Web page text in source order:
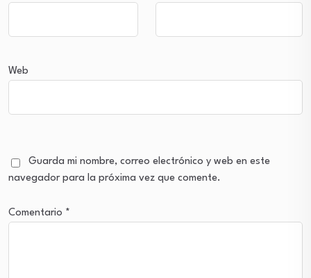
Web
Guarda mi nombre, correo electrónico y web en este
navegador para la próxima vez que comente.
Comentario *